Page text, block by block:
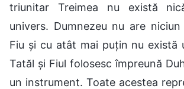
triunitar Treimea nu există
univers. Dumnezeu nu are
Fiu și cu atât mai puțin nu există
Tatăl și Fiul folosesc împreună
un instrument. Toate acestea